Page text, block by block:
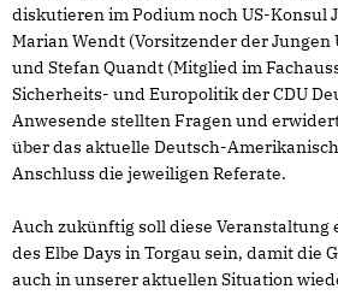
diskutieren im Podium noch US-Konsul
Marian Wendt (Vorsitzender der Jungen
und Stefan Quandt (Mitglied im
Sicherheits- und Europolitik der CDU
Anwesende stellten Fragen und
über das aktuelle Deutsch-
Anschluss die jeweiligen Referate.
Auch zukünftig soll diese Veranstaltung
des Elbe Days in Torgau sein, damit die
auch in unserer aktuellen Situation